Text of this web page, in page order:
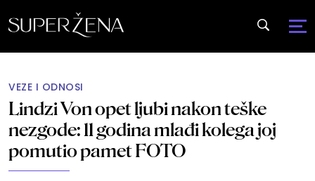
VEZE I ODNOSI
Lindzi Von opet ljubi nakon teške
nezgode: 11 godina mlađi kolega joj
pomutio pamet FOTO